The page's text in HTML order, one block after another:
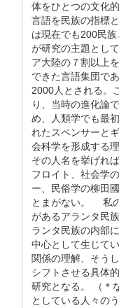
体をひとつの文化
言語を民族の指標
は現在でも200民
が研究の主題とし
ア大陸の７割以上
できた言語集団で
2000人とされる。
り、当時の進化論
め、人類学でも最
れたスペンサーと
会科学を形成する
その人名を挙げれ
フロイト、社会学
ー、民俗学の柳田
とまがない。 私
があるアランタ民
ランタ民族の内部
中心として生じて
関係の理解、そう
シフトさせる具体
研究となる。 （＊
としている人々の